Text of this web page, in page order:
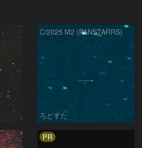
C/2025 M2 (PANSTARRS)
ろどすた
PR